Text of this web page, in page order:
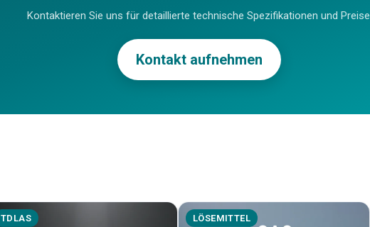
Kontaktieren Sie uns für detaillierte technische Spezifikationen und Preise.
Kontakt aufnehmen
TDLAS LÖSEMITTEL